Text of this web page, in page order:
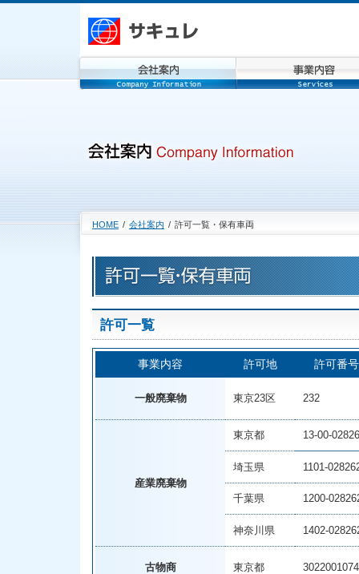
HOME / 会社案内 / 許可一覧・保有車両
許可一覧
事業内容 許可地 許可番号
一般廃棄物 東京23区 232
産業廃棄物
東京都 13-00-
埼玉県 1101-
千葉県 1200-
神奈川県 1402-
古物商 東京都